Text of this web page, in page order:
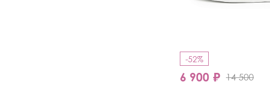
-52%
6 900 ₽ 14 500